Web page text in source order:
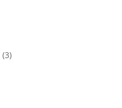
(3)